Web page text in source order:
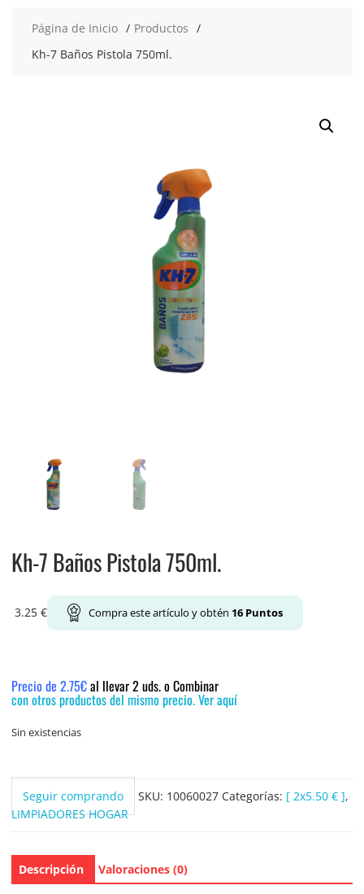
Página de Inicio
Productos
Kh-7 Baños Pistola 750ml.
Kh-7 Baños Pistola 750ml.
3.25 € Compra este artículo y obtén 16Puntos
Precio de 2.75€al llevar 2 uds. o Combinar
con otros productos del mismo precio. Ver aquí
Sin existencias
Seguir comprando SKU: 10060027 Categorías: [ 2x5.50 € ],
LIMPIADORES HOGAR
Descripción Valoraciones (0)